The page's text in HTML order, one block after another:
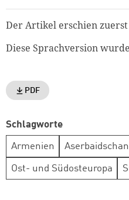
Der Artikel erschien
Diese Sprachversion
PDF
Schlagworte
Armenien Aserbaidschan
Ost- und Südosteuropa